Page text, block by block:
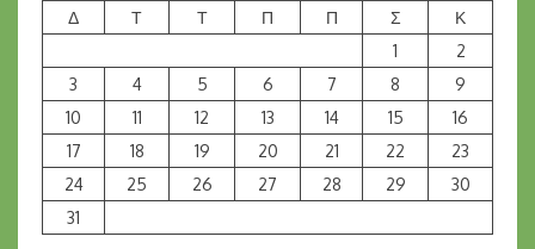
Δ
Τ Τ Π Π Σ
Κ
1
2
3
4 5 6 7 8
9
10
11 12 13 14 15
16
17
18 19 20 21 22
23
24
25 26 27 28 29
30
31